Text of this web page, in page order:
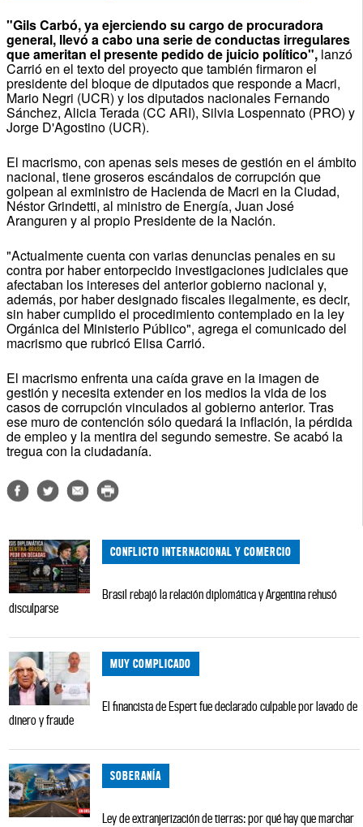
"Gils Carbó, ya ejerciendo su cargo de procuradora
general, llevó a cabo una serie de conductas irregulares
que ameritan el presente pedido de juicio político",lanzó
Carrió en el texto del proyecto que también firmaron el
presidente del bloque de diputados que responde a Macri,
Mario Negri (UCR) y los diputados nacionales Fernando
Sánchez, Alicia Terada (CC ARI), Silvia Lospennato (PRO) y
Jorge D'Agostino (UCR).
El macrismo, con apenas seis meses de gestión en el ámbito
nacional, tiene groseros escándalos de corrupción que
golpean al exministro de Hacienda de Macri en la Ciudad,
Néstor Grindetti, al ministro de Energía, Juan José
Aranguren y al propio Presidente de la Nación.
"Actualmente cuenta con varias denuncias penales en su
contra por haber entorpecido investigaciones judiciales que
afectaban los intereses del anterior gobierno nacional y,
además, por haber designado fiscales ilegalmente, es decir,
sin haber cumplido el procedimiento contemplado en la ley
Orgánica del Ministerio Público", agrega el comunicado del
macrismo que rubricó Elisa Carrió.
El macrismo enfrenta una caída grave en la imagen de
gestión y necesita extender en los medios la vida de los
casos de corrupción vinculados al gobierno anterior. Tras
ese muro de contención sólo quedará la inflación, la pérdida
de empleo y la mentira del segundo semestre. Se acabó la
tregua con la ciudadanía.
CONFLICTO INTERNACIONAL Y COMERCIO
Brasil rebajó la relación diplomática y Argentina rehusó
disculparse
MUY COMPLICADO
El financista de Espert fue declarado culpable por lavado de
dinero y fraude
SOBERANÍA
Ley de extranjerización de tierras: por qué hay que marchar